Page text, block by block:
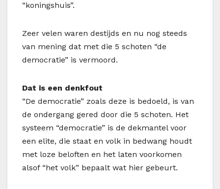
“koningshuis”.
Zeer velen waren destijds en nu nog steeds
van mening dat met die 5 schoten “de
democratie” is vermoord.
Dat is een denkfout
“De democratie” zoals deze is bedoeld, is van
de ondergang gered door die 5 schoten. Het
systeem “democratie” is de dekmantel voor
een elite, die staat en volk in bedwang houdt
met loze beloften en het laten voorkomen
alsof “het volk” bepaalt wat hier gebeurt.